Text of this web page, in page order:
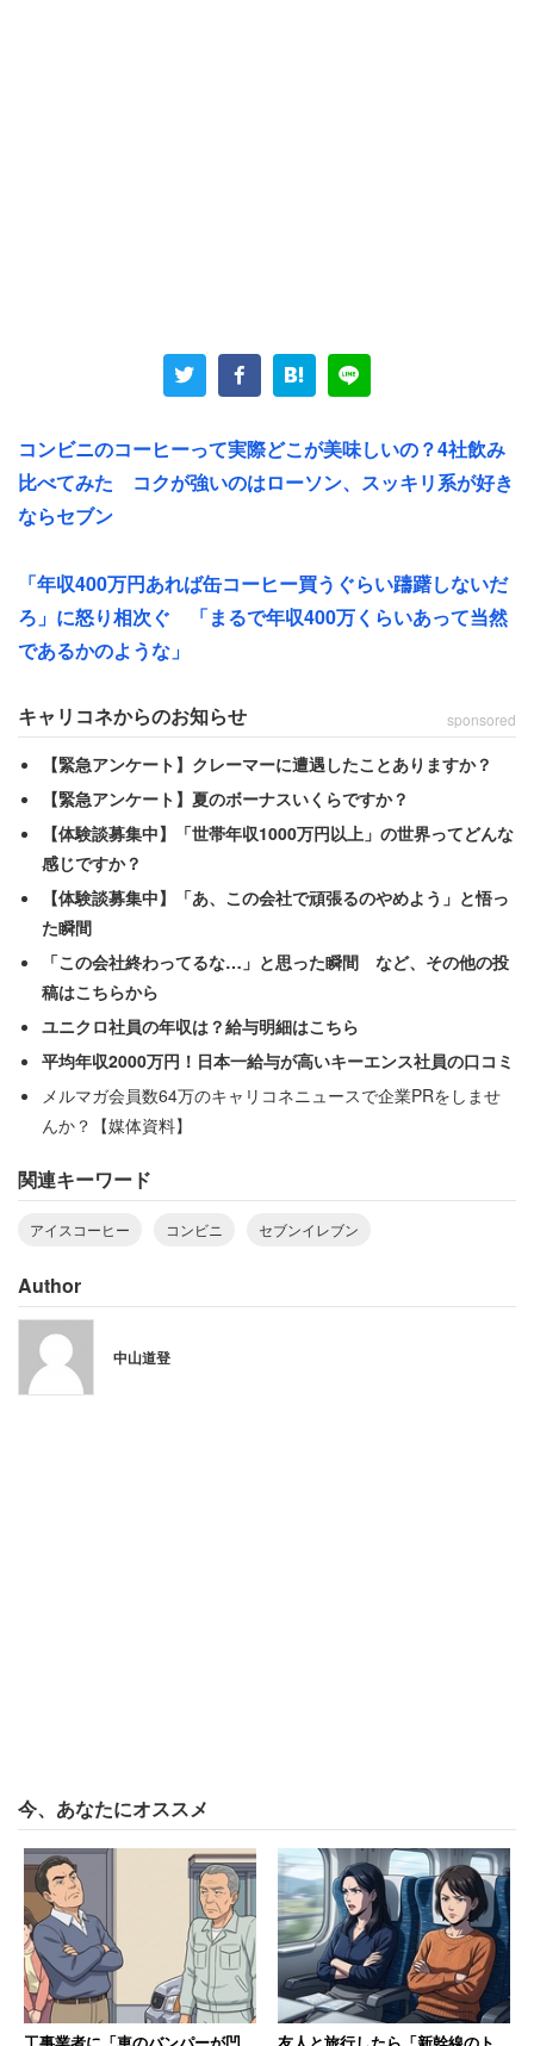
とつ上のサイズは、セブン（L）とファミマ（M）が210円
（税込み）、ローソン（M）は220円（税込み）となって
いる。今回は、ひとつ上のサイズを3つ購入した。飲み比
セブンカフェ
セブンカフェは口に含んだ瞬間、特徴的なナッティな香り
がひろがる。「セブンカフェの味といえばこれ」という安
れるポイントではあるし、毎日これだけだと飽きるかもし
ローソン（マチカフェ）
しているなと感じた。コーヒーの香りや甘みは十分ある。
2023年5月のリニューアル時には「コク深くなった」と強
調されまくっていたのだが、正直そこまででもないと感じ
た。
酸味は比較的少なく、やはり飲みやすさが際立つ。シンプ
ルに喉を潤したいときや食事タイムのお供などで、量をゴ
コンビニのコーヒーって実際どこが美味しいの？4社飲み
比べてみた コクが強いのはローソン、スッキリ系が好き
ならセブン
「年収400万円あれば缶コーヒー買うぐらい躊躇しないだ
ろ」に怒り相次ぐ 「まるで年収400万くらいあって当然
であるかのような」
キャリコネからのお知らせ sponsored
【緊急アンケート】クレーマーに遭遇したことありますか？
【緊急アンケート】夏のボーナスいくらですか？
【体験談募集中】「世帯年収1000万円以上」の世界ってどんな
感じですか？
【体験談募集中】「あ、この会社で頑張るのやめよう」と悟っ
た瞬間
「この会社終わってるな…」と思った瞬間 など、その他の投
稿はこちらから
ユニクロ社員の年収は？給与明細はこちら
平均年収2000万円！日本一給与が高いキーエンス社員の口コミ
メルマガ会員数64万のキャリコネニュースで企業PRをしませ
んか？【媒体資料】
関連キーワード
アイスコーヒー コンビニ セブンイレブン
Author
中山道登
今、あなたにオススメ
工事業者に「車のバンパーが凹 友人と旅行したら「新幹線のト